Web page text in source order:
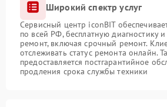
Широкий спектр услуг
Сервисный центр iconBIT
по всей РФ, бесплатную диагностику
ремонт, включая срочный ремонт.
отслеживать статус ремонта онлайн.
предоставляется постгарантийное
продления срока службы техники